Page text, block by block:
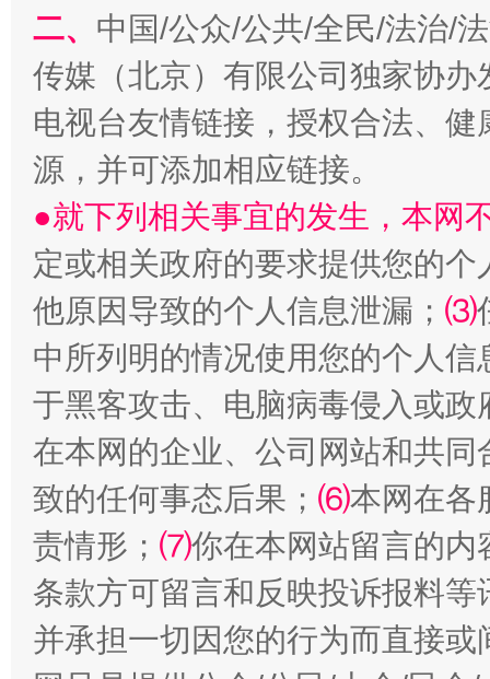
受贿1.44亿！段成刚被判无期 从幼
全民健身五年计划来了！等你上场
二、 中国/公众/公共/全民/法治/
传媒（北京）有限公司独家协
电视台友情链接，授权合法、
源，并可添加相应链接。
●就下列相关事宜的发生，本网
定或相关政府的要求提供您的个
他原因导致的个人信息泄漏； ⑶
中所列明的情况使用您的个人
于黑客攻击、电脑病毒侵入或
在本网的企业、公司网站和共
致的任何事态后果； ⑹本网在各
责情形； ⑺你在本网站留言的内
条款方可留言和反映投诉报料
并承担一切因您的行为而直接